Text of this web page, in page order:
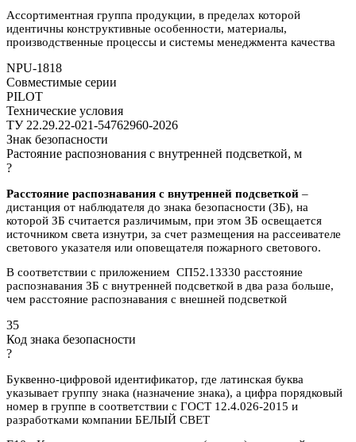
Ассортиментная группа продукции, в пределах которой
идентичны конструктивные особенности, материалы,
производственные процессы и системы менеджмента качества
NPU-1818
Совместимые серии
PILOT
Технические условия
ТУ 22.29.22-021-54762960-2026
Знак безопасности
Растояние распознования с внутренней подсветкой, м
?
Расстояние распознавания с внутренней подсветкой –
дистанция от наблюдателя до знака безопасности (ЗБ), на
которой ЗБ считается различимым, при этом ЗБ освещается
источником света изнутри, за счет размещения на рассеивателе
светового указателя или оповещателя пожарного светового.
В соответствии с приложением СП52.13330 расстояние
распознавания ЗБ с внутренней подсветкой в два раза больше,
чем расстояние распознавания с внешней подсветкой
35
Код знака безопасности
?
Буквенно-цифровой идентификатор, где латинская буква
указывает группу знака (назначение знака), а цифра порядковый
номер в группе в соответствии с ГОСТ 12.4.026-2015 и
разработками компании БЕЛЫЙ СВЕТ